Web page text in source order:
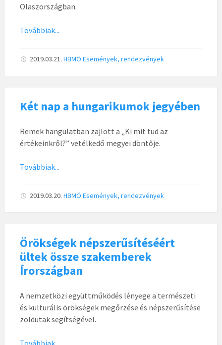
Olaszországban.
Továbbiak...
2019.03.21. HBMÖ Események, rendezvények
Két nap a hungarikumok jegyében
Remek hangulatban zajlott a „Ki mit tud az
értékeinkről?” vetélkedő megyei döntője.
Továbbiak...
2019.03.20. HBMÖ Események, rendezvények
Örökségek népszerűsítéséért
ültek össze szakemberek
Írországban
A nemzetközi együttműködés lényege a természeti
és kulturális örökségek megőrzése és népszerűsítése
zöldutak segítségével.
Továbbiak...